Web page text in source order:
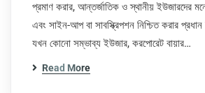
প্রমাণ করার, আন্তর্জাতিক ও স্থানীয় ইউজারদের
এবং সাইন-আপ বা সাবস্ক্রিপশন নিশ্চিত করার
যখন কোনো সম্ভাব্য ইউজার, করপোরেট বায়ার…
Read More